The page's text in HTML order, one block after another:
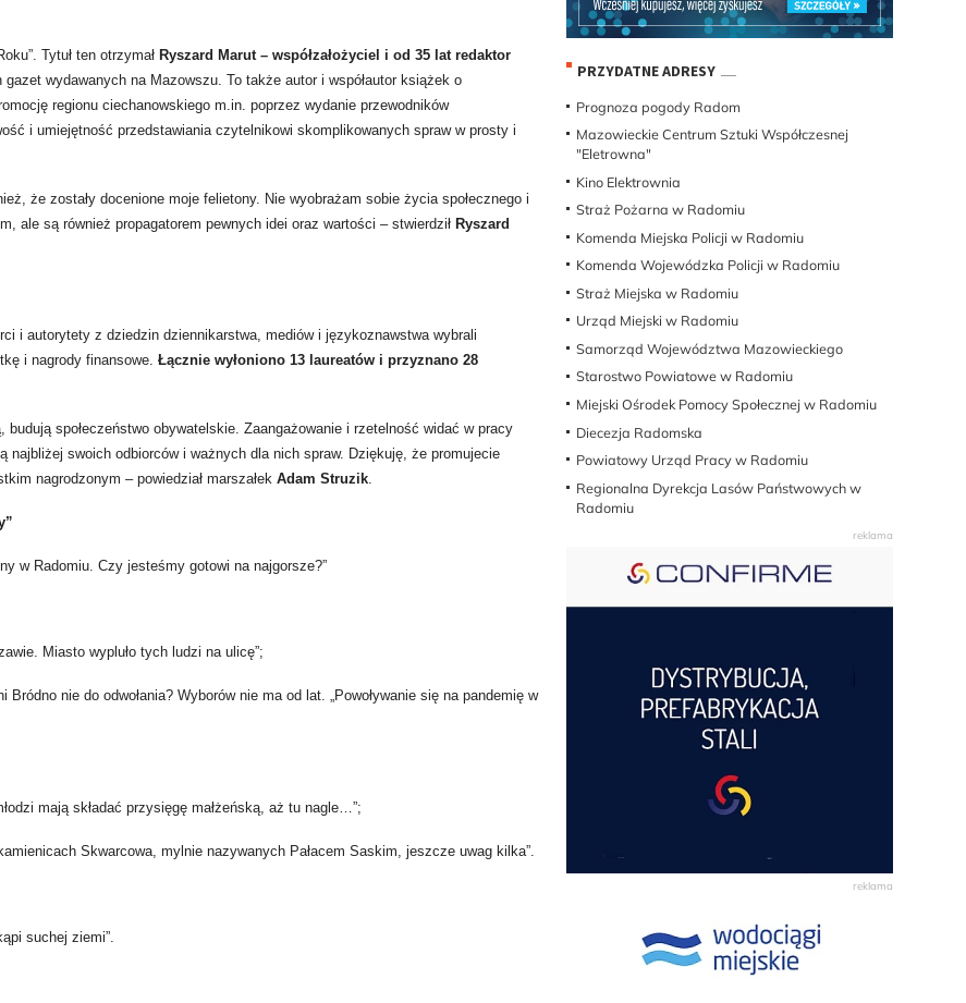
Tytuł ten otrzymał Ryszard Marut – współzałożyciel i od 35 lat redaktor
wydawanych na Mazowszu. To także autor i współautor książek o
regionu ciechanowskiego m.in. poprzez wydanie przewodników
i umiejętność przedstawiania czytelnikowi skomplikowanych spraw w prosty i
że zostały docenione moje felietony. Nie wyobrażam sobie życia społecznego i
ale są również propagatorem pewnych idei oraz wartości – stwierdził Ryszard
i autorytety z dziedzin dziennikarstwa, mediów i językoznawstwa wybrali
i nagrody finansowe.Łącznie wyłoniono 13 laureatów i przyznano 28
społeczeństwo obywatelskie. Zaangażowanie i rzetelność widać w pracy
swoich odbiorców i ważnych dla nich spraw. Dziękuję, że promujecie
nagrodzonym – powiedział marszałekAdam Struzik.
w Radomiu. Czy jesteśmy gotowi na najgorsze?”
Miasto wypluło tych ludzi na ulicę”;
Bródno nie do odwołania? Wyborów nie ma od lat. „Powoływanie się na pandemię w
mają składać przysięgę małżeńską, aż tu nagle…”;
Skwarcowa, mylnie nazywanych Pałacem Saskim, jeszcze uwag kilka”.
suchej ziemi”.
PRZYDATNE ADRESY
Prognoza pogody Radom
Mazowieckie Centrum Sztuki Współczesnej
"Eletrowna"
Kino Elektrownia
Straż Pożarna w Radomiu
Komenda Miejska Policji w Radomiu
Komenda Wojewódzka Policji w Radomiu
Straż Miejska w Radomiu
Urząd Miejski w Radomiu
Samorząd Województwa Mazowieckiego
Starostwo Powiatowe w Radomiu
Miejski Ośrodek Pomocy Społecznej w Radomiu
Diecezja Radomska
Powiatowy Urząd Pracy w Radomiu
Regionalna Dyrekcja Lasów Państwowych w
Radomiu